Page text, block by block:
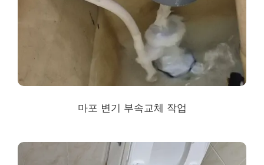
마포 변기 부속교체 작업